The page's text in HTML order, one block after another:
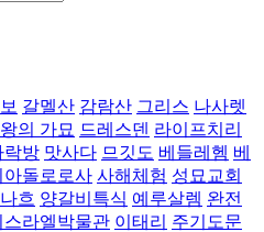
갈멜산 감람산 그리스 나사렛
의 가묘 드레스덴 라이프치리
락방 맛사다 므깃도 베들레헴 베
아돌로로사 사해체험 성묘교회
흐 양갈비특식 예루살렘 완전
스라엘박물관 이태리 주기도문